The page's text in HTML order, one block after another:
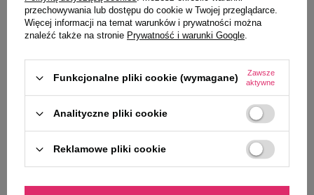
Crispy Biscuit Nuts 70g
10,99 zł 157,00 zł / kg
- +
gryzoni i królików Gałązki
warzywno-ziołowe 50 g
40,90 zł -30%
28,63 zł
Najniższa cena produktu w okresie
30 dni przed wprowadzeniem
-17%
- +
Do koszyka
przechowywania lub dostępu do cookie w Twojej przeglądarce.
Więcej informacji na temat warunków i prywatności można
znaleźć także na stronie Prywatność i warunki Google.
Funkcjonalne pliki cookie (wymagane)
Zawsze
aktywne
Analityczne pliki cookie
Reklamowe pliki cookie